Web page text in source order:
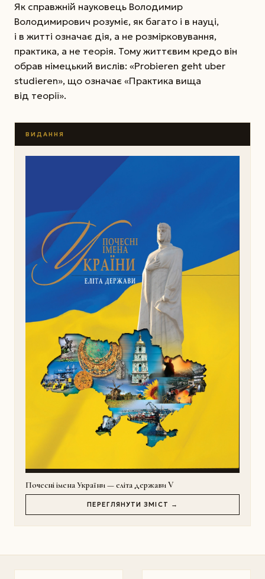
Як справжній науковець Володимир
Володимирович розуміє, як багато і в науці,
і в житті означає дія, а не розмірковування,
практика, а не теорія. Тому життєвим кредо він
обрав німецький вислів: «Probieren geht uber
studieren», що означає «Практика вища
від теорії».
ВИДАННЯ
Почесні імена України — еліта держави V
ПЕРЕГЛЯНУТИ ЗМІСТ →